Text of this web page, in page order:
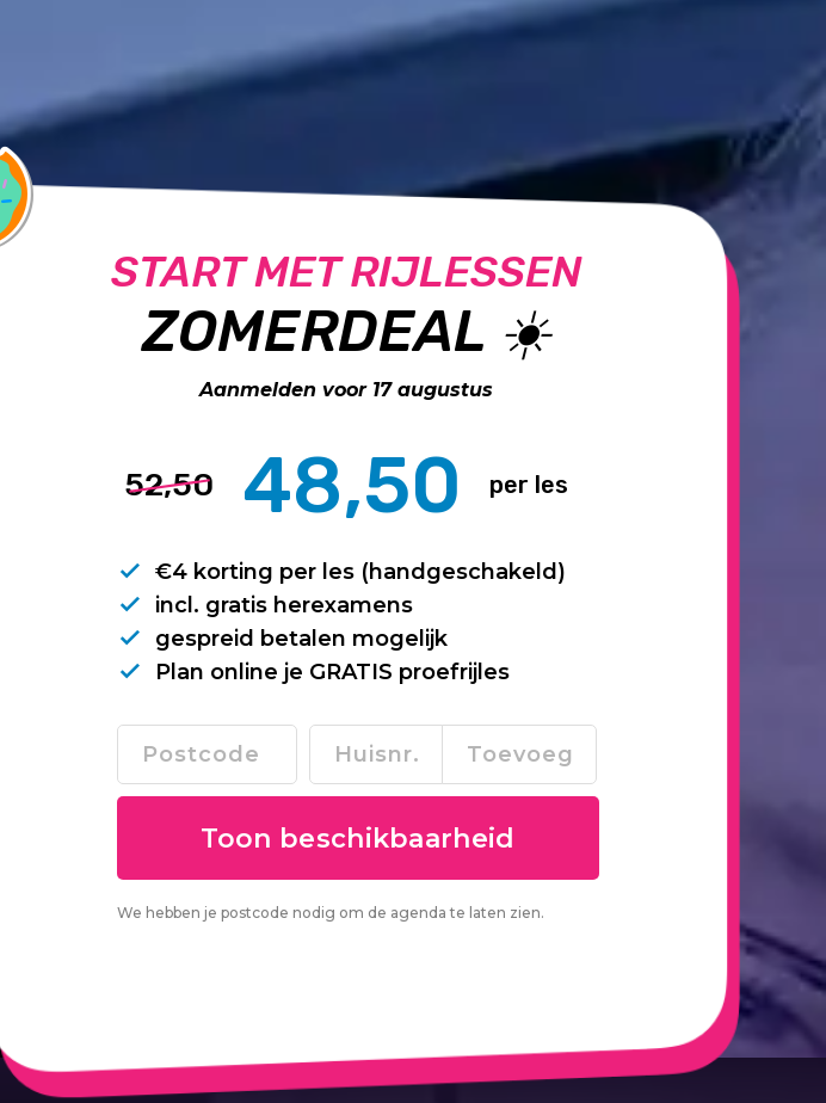
START MET RIJLESSEN
ZOMERDEAL ☀️
Aanmelden voor 17 augustus
52,50 48,50 per les
€4 korting per les (handgeschakeld)
incl. gratis herexamens
gespreid betalen mogelijk
Plan online je GRATIS proefrijles
We hebben je postcode nodig om de agenda te laten zien.